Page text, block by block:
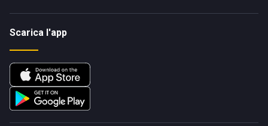
Scarica l'app